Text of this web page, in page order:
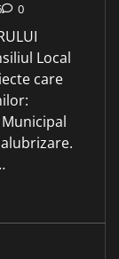
0
Local
care